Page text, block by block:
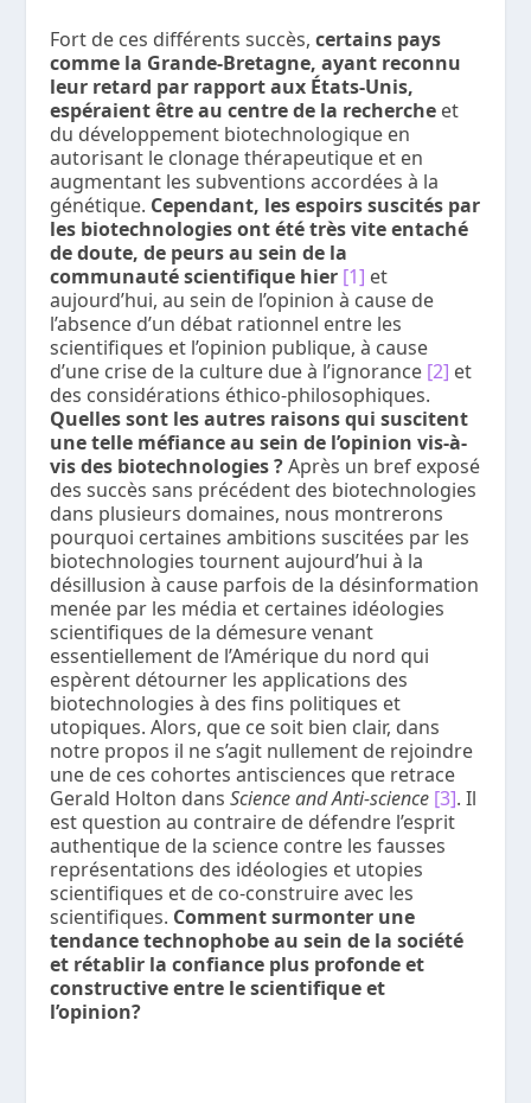
Fort de ces différents succès,certains pays
comme la Grande-Bretagne, ayant reconnu
leur retard par rapport aux États-Unis,
espéraient être au centre de la recherche et
du développement biotechnologique en
autorisant le clonage thérapeutique et en
augmentant les subventions accordées à la
génétique. Cependant, les espoirs suscités par
les biotechnologies ont été très vite entaché
de doute, de peurs au sein de la
communauté scientifique hier [1] et
aujourd’hui, au sein de l’opinion à cause de
l’absence d’un débat rationnel entre les
scientifiques et l’opinion publique, à cause
d’une crise de la culture due à l’ignorance [2] et
des considérations éthico-philosophiques.
Quelles sont les autres raisons qui suscitent
une telle méfiance au sein de l’opinion vis-à-
vis des biotechnologies ?Après un bref exposé
des succès sans précédent des biotechnologies
dans plusieurs domaines, nous montrerons
pourquoi certaines ambitions suscitées par les
biotechnologies tournent aujourd’hui à la
désillusion à cause parfois de la désinformation
menée par les média et certaines idéologies
scientifiques de la démesure venant
essentiellement de l’Amérique du nord qui
espèrent détourner les applications des
biotechnologies à des fins politiques et
utopiques. Alors, que ce soit bien clair, dans
notre propos il ne s’agit nullement de rejoindre
une de ces cohortes antisciences que retrace
Gerald Holton dansScience and Anti-science [3]. Il
est question au contraire de défendre l’esprit
authentique de la science contre les fausses
représentations des idéologies et utopies
scientifiques et de co-construire avec les
scientifiques. Comment surmonter une
tendance technophobe au sein de la société
et rétablir la confiance plus profonde et
constructive entre le scientifique et
l’opinion?